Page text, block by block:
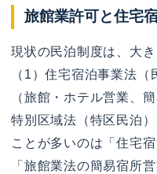
旅館業許可と住宅
現状の民泊制度は、大
（1）住宅宿泊事業法
（旅館・ホテル営業、
特別区域法（特区民泊
ことが多いのは「住宅
「旅館業法の簡易宿所